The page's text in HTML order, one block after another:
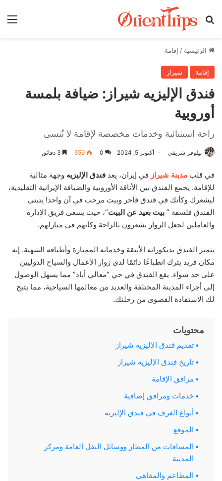
بحث عن
الرئيسية / إقامة
إقامة شيراز
فندق الإليزيه شيراز: ضيافة بلمسة
أوروبية
راحة استثنائية وخدمات مخصصة لإقامة لا تُنسى
نیلوفر شريفي أكتوبر 5, 2024 0
559
في قلب مدينة شيراز في إيران، يعد فندق الإليزيه وجهة مثالية
للإقامة. يجمع الفندق بين الأناقة الأوروبية والضيافة الإيرانية التقليدية،
ليشعرك وكأنك في فندق فاخر وبيت مرحب في آن واحد! يتبنى
الفندق فلسفة ” بيت بعيد عن البيت“، حيث يسعى فريق الإدارة
والعاملين لجعل الزوار يشعرون بالراحة وكأنهم في منازلهم.
يتميز الفندق بديكوراته الأنيقة وخدماته الممتازة وأطباقه الشهية. إنه
مكان فريد يترك انطباعًا دائمًا لدى زوار الأعمال والسياح الدوليين
على حد سواء. يقع الفندق في حي “معالي أباد” مما يسهل الوصول
إلى أجزاء المدينة المختلفة والعديد من معالمها السياحية، مما يتيح
لك الاستفادة القصوى من رحلتك.
محتويات
تقديم فندق الإليزيه شيراز
تاريخ فندق الإليزيه شيراز
مرافق الإقامة
خدمات ومرافق إضافية
أنواع الغرف في فندق الإليزيه
الموقع
المسافات من المطار ووسائل النقل العامة ومركز
المدينة
المطاعم والمقاهي